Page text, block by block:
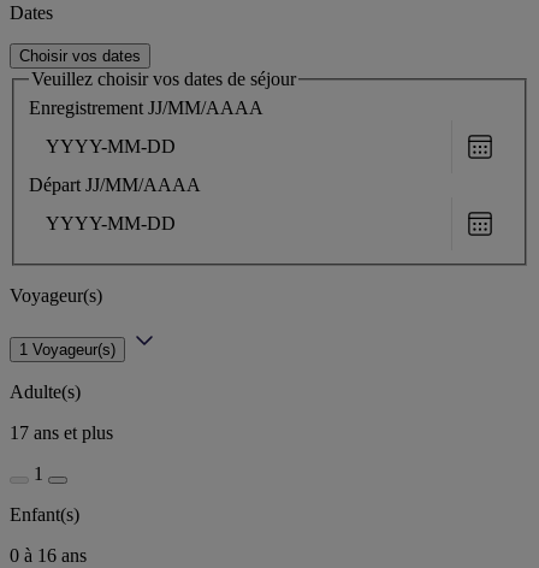
Dates
Choisir vos dates
Veuillez choisir vos dates de séjour
Enregistrement JJ/MM/AAAA
date
Départ JJ/MM/AAAA
date
Voyageur(s)
1 Voyageur(s)
Adulte(s)
17 ans et plus
1
Enfant(s)
0 à 16 ans